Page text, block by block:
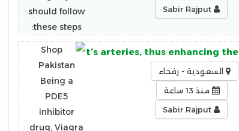
the patient’s arteries, thus enhancing the
السعودية - رفحاء
منذ 13 ساعة